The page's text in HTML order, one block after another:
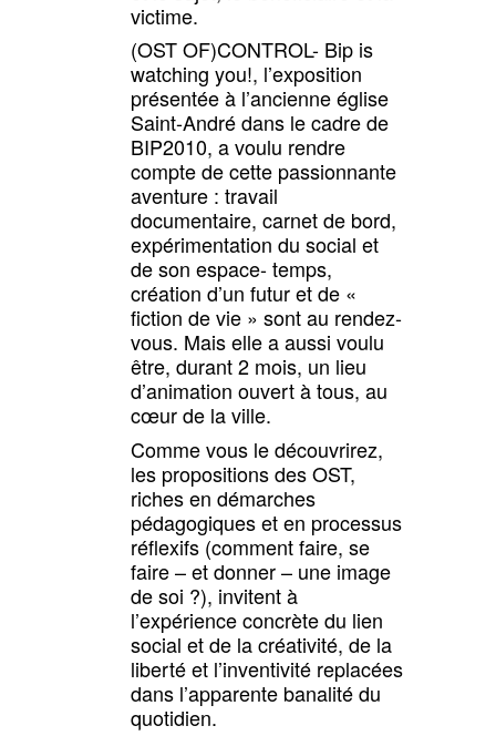
victime.
(OST OF)CONTROL- Bip is
watching you!, l’exposition
présentée à l’ancienne église
Saint-André dans le cadre de
BIP2010, a voulu rendre
compte de cette passionnante
aventure : travail
documentaire, carnet de bord,
expérimentation du social et
de son espace- temps,
création d’un futur et de «
fiction de vie » sont au rendez-
vous. Mais elle a aussi voulu
être, durant 2 mois, un lieu
d’animation ouvert à tous, au
cœur de la ville.
Comme vous le découvrirez,
les propositions des OST,
riches en démarches
pédagogiques et en processus
réflexifs (comment faire, se
faire – et donner – une image
de soi ?), invitent à
l’expérience concrète du lien
social et de la créativité, de la
liberté et l’inventivité replacées
dans l’apparente banalité du
quotidien.